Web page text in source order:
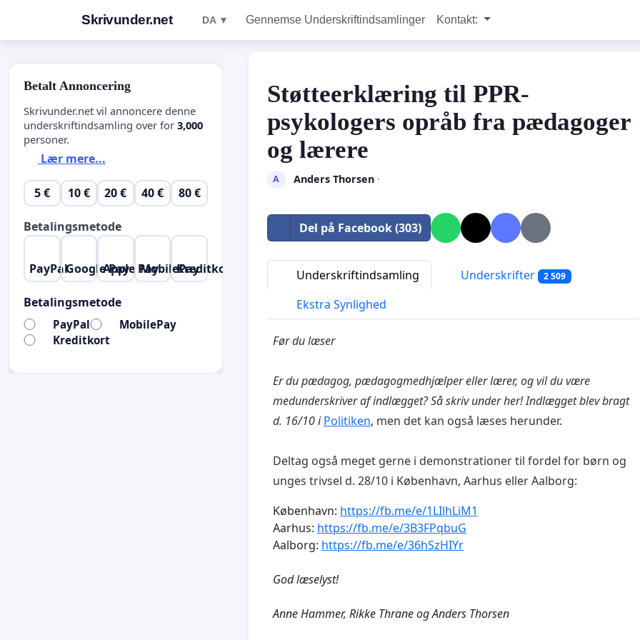
Skrivunder.net DA ▼ Gennemse Underskriftindsamlinger Kontakt:
Støtteerklæring til PPR-
psykologers opråb fra pædagoger
og lærere
A Anders Thorsen·
Del på Facebook (303)
Underskriftindsamling Underskrifter 2 509
Ekstra Synlighed
Før du læser
Er du pædagog, pædagogmedhjælper eller lærer, og vil du være
medunderskriver af indlægget? Så skriv under her! Indlægget blev bragt
d. 16/10 i Politiken, men det kan også læses herunder.
Deltag også meget gerne i demonstrationer til fordel for børn og
unges trivsel d. 28/10 i København, Aarhus eller Aalborg:
København: https://fb.me/e/1LIlhLiM1
Aarhus: https://fb.me/e/3B3FPqbuG
Aalborg: https://fb.me/e/36hSzHIYr
God læselyst!
Anne Hammer, Rikke Thrane og Anders Thorsen
Betalt Annoncering
Skrivunder.net vil annoncere denne
underskriftindsamling over for 3,000
personer.
Lær mere...
5 € 10 € 20 € 40 € 80 €
Betalingsmetode
PayPalGoogle PayApple PayMobilePayKreditkort
Betalingsmetode
PayPal
MobilePay
Kreditkort